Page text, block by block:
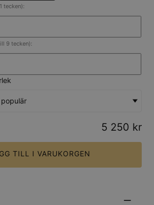
tecken):
9 tecken):
5 250 kr
TILL I VARUKORGEN